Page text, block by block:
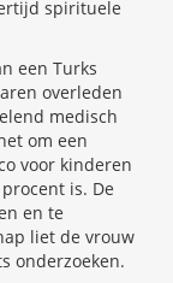
spirituele
een Turks
overleden
medisch
om een
voor kinderen
is. De
en te
liet de vrouw
onderzoeken.